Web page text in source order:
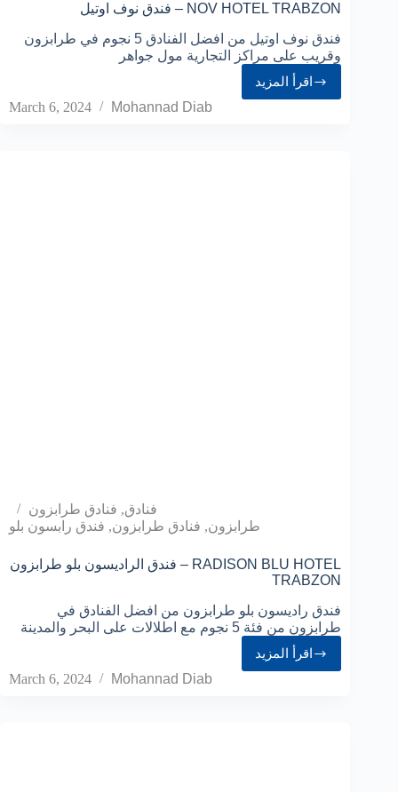
فندق نوف اوتيل – NOV HOTEL TRABZON
فندق نوف اوتيل من افضل الفنادق 5 نجوم في طرابزون
وقريب على مراكز التجارية مول جواهر
اقرأ المزيد
Mohannad Diab
March 6, 2024
فنادق, فنادق طرابزون
طرابزون, فنادق طرابزون, فندق رابسون بلو
فندق الراديسون بلو طرابزون – RADISON BLU HOTEL
TRABZON
فندق راديسون بلو طرابزون من افضل الفنادق في
طرابزون من فئة 5 نجوم مع اطلالات على البحر والمدينة
اقرأ المزيد
Mohannad Diab
March 6, 2024